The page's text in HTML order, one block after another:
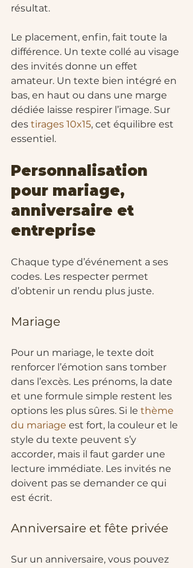
résultat.
Le placement, enfin, fait toute la
différence. Un texte collé au visage
des invités donne un effet
amateur. Un texte bien intégré en
bas, en haut ou dans une marge
dédiée laisse respirer l’image. Sur
des tirages 10x15, cet équilibre est
essentiel.
Personnalisation
pour mariage,
anniversaire et
entreprise
Chaque type d’événement a ses
codes. Les respecter permet
d’obtenir un rendu plus juste.
Mariage
Pour un mariage, le texte doit
renforcer l’émotion sans tomber
dans l’excès. Les prénoms, la date
et une formule simple restent les
options les plus sûres. Si le thème
du mariage est fort, la couleur et le
style du texte peuvent s’y
accorder, mais il faut garder une
lecture immédiate. Les invités ne
doivent pas se demander ce qui
est écrit.
Anniversaire et fête privée
Sur un anniversaire, vous pouvez